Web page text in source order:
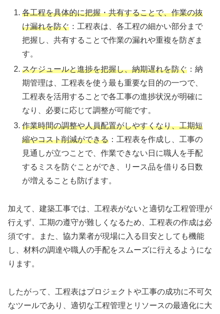
各工程を具体的に把握・共有することで、作業の抜
け漏れを防ぐ ：工程表は、各工程の細かい部分まで
把握し、共有することで作業の漏れや重複を防ぎま
す。
スケジュールと進捗を把握し、納期遅れを防ぐ ：納
期管理は、工程表を使う最も重要な目的の一つで、
工程表を活用することで各工事の進捗状況が明確に
なり、必要に応じて調整が可能です​​。
作業時間の調整や人員配置がしやすくなり、工期短
縮やコスト削減ができる ：工程表を作成し、工事の
見通しが立つことで、作業できない日に職人を手配
するミスを防ぐことができ、リース品を借りる日数
が増えることも防げます​​。
加えて、建築工事では、工程表がないと適切な工程管理が
行えず、工期の遵守が難しくなるため、工程表の作成は必
須です。また、協力業者が現場に入る目安としても機能
し、材料の調達や職人の手配をスムーズに行えるようにな
ります​​。
したがって、工程表はプロジェクトや工事の成功に不可欠
なツールであり、適切な工程管理とリソースの最適化に大